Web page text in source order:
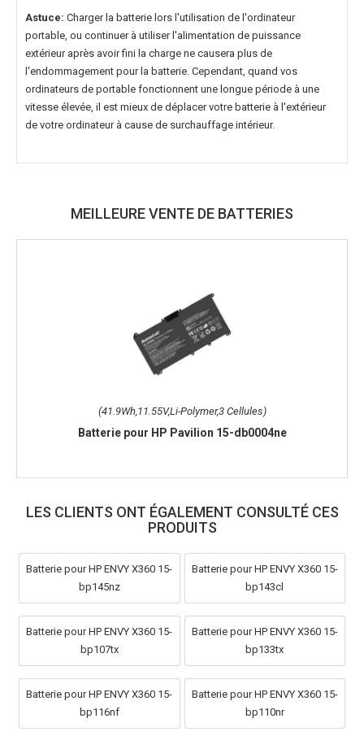
Astuce: Charger la batterie lors l'utilisation de l'ordinateur
portable, ou continuer à utiliser l'alimentation de puissance
extérieur après avoir fini la charge ne causera plus de
l'endommagement pour la batterie. Cependant, quand vos
ordinateurs de portable fonctionnent une longue période à une
vitesse élevée, il est mieux de déplacer votre batterie à l'extérieur
de votre ordinateur à cause de surchauffage intérieur.
MEILLEURE VENTE DE BATTERIES
(41.9Wh,11.55V,Li-Polymer,3 Cellules)
Batterie pour HP Pavilion 15-db0004ne
LES CLIENTS ONT ÉGALEMENT CONSULTÉ CES
PRODUITS
Batterie pour HP ENVY X360 15-
bp145nz
Batterie pour HP ENVY X360 15-
bp143cl
Batterie pour HP ENVY X360 15-
bp107tx
Batterie pour HP ENVY X360 15-
bp133tx
Batterie pour HP ENVY X360 15-
bp116nf
Batterie pour HP ENVY X360 15-
bp110nr